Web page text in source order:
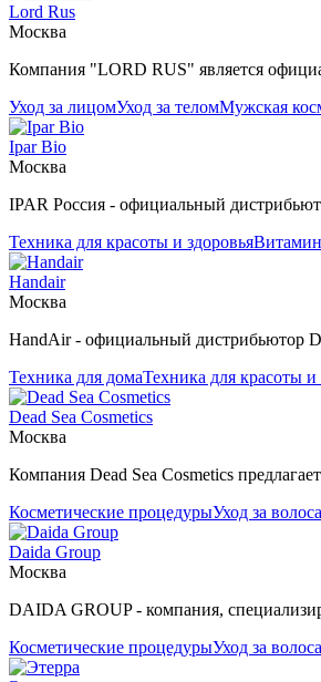
Lord Rus
Москва
Компания "LORD RUS" является
Уход за лицомУход за теломМужская
Ipar Bio
Москва
IPAR Россия - официальный
Техника для красоты и здоровья
Handair
Москва
HandAir - официальный дистрибьютор
Техника для домаТехника для красоты и
Dead Sea Cosmetics
Москва
Компания Dead Sea Cosmetics
Косметические процедурыУход за
Daida Group
Москва
DAIDA GROUP - компания,
Косметические процедурыУход за